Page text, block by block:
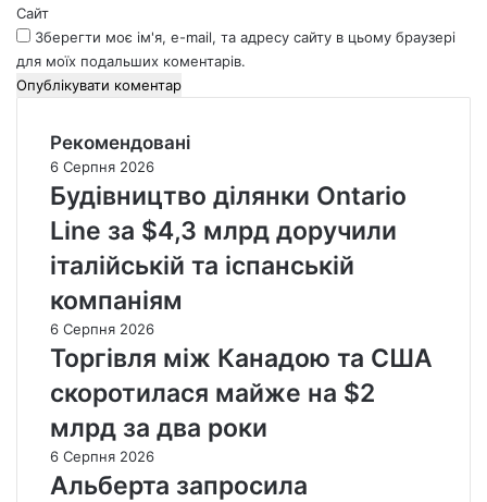
Сайт
Зберегти моє ім'я, e-mail, та адресу сайту в цьому браузері
для моїх подальших коментарів.
Рекомендовані
6 Серпня 2026
Будівництво ділянки Ontario
Line за $4,3 млрд доручили
італійській та іспанській
компаніям
6 Серпня 2026
Торгівля між Канадою та США
скоротилася майже на $2
млрд за два роки
6 Серпня 2026
Альберта запросила